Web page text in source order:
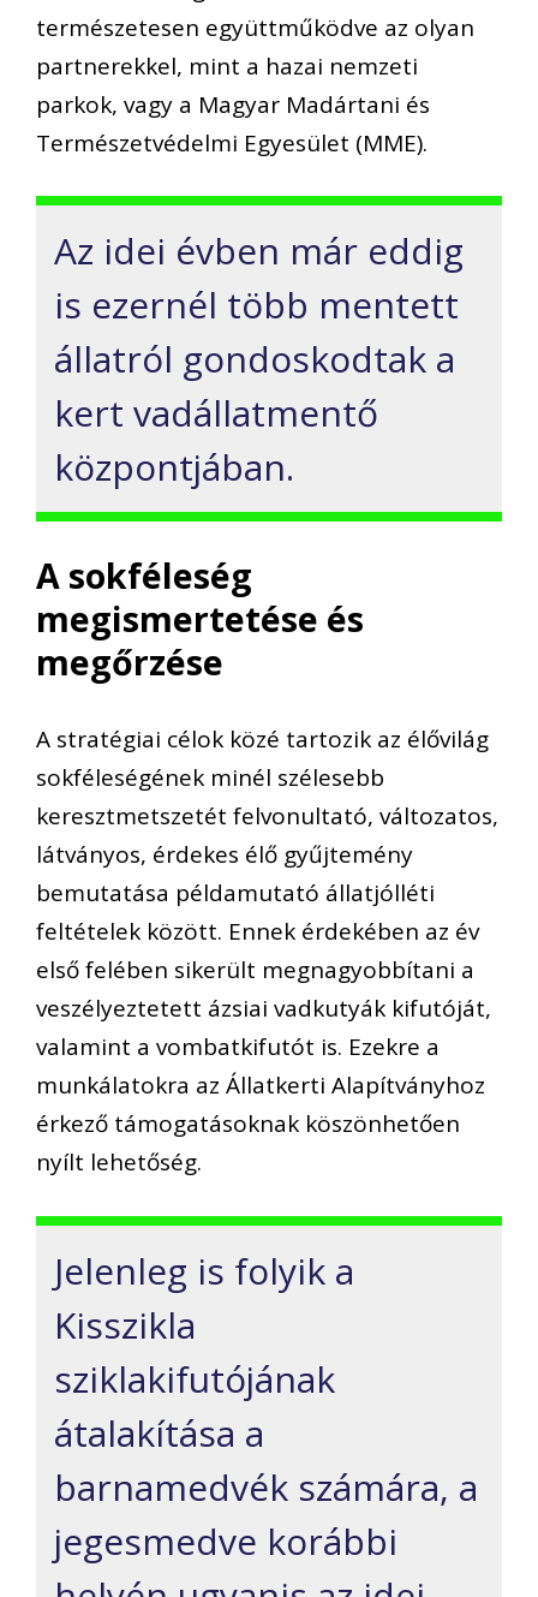
természetesen együttműködve az olyan
partnerekkel, mint a hazai nemzeti
parkok, vagy a Magyar Madártani és
Természetvédelmi Egyesület (MME).
Az idei évben már eddig
is ezernél több mentett
állatról gondoskodtak a
kert vadállatmentő
központjában.
A sokféleség
megismertetése és
megőrzése
A stratégiai célok közé tartozik az élővilág
sokféleségének minél szélesebb
keresztmetszetét felvonultató, változatos,
látványos, érdekes élő gyűjtemény
bemutatása példamutató állatjólléti
feltételek között. Ennek érdekében az év
első felében sikerült megnagyobbítani a
veszélyeztetett ázsiai vadkutyák kifutóját,
valamint a vombatkifutót is. Ezekre a
munkálatokra az Állatkerti Alapítványhoz
érkező támogatásoknak köszönhetően
nyílt lehetőség.
Jelenleg is folyik a
Kisszikla
sziklakifutójának
átalakítása a
barnamedvék számára, a
jegesmedve korábbi